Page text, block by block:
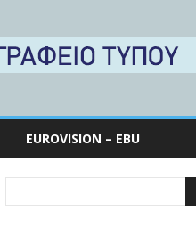
EUROVISION – EBU